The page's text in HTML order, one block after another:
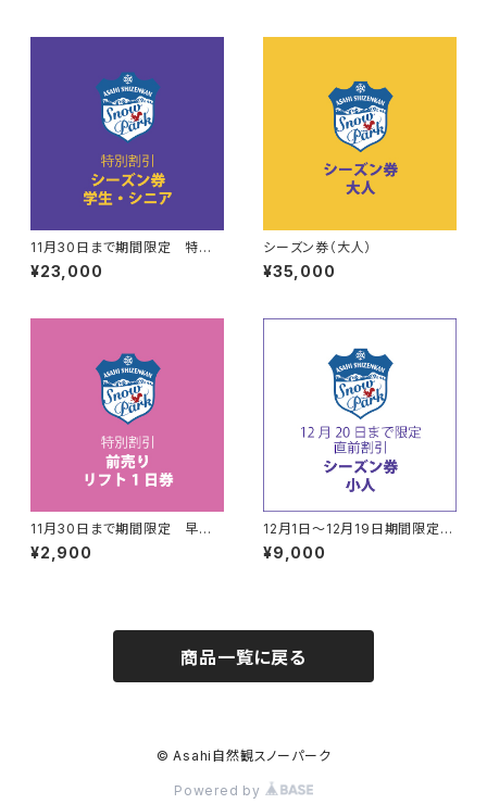
11月30日まで期間限定 特別
割引 シーズン券（学生・シニ
ア）
¥23,000
シーズン券（大人）
¥35,000
11月30日まで期間限定 早
割 リフト１日券
¥2,900
12月1日～12月19日期間限定
直前割引 シーズン券（小人）
¥9,000
商品一覧に戻る
© Asahi自然観スノーパーク
Powered by